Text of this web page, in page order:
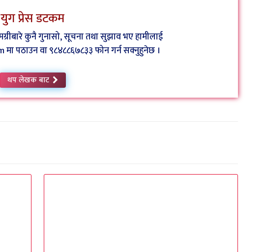
युग प्रेस डटकम
कुनै गुनासो, सूचना तथा सुझाव भए हामीलाई
पठाउन वा ९८४८८६७८३३ फोन गर्न सक्नुहुनेछ ।
थप लेखक बाट